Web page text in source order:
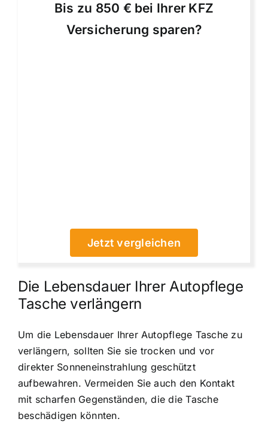
Bis zu 850 € bei Ihrer KFZ
Versicherung sparen?
Jetzt vergleichen
Die Lebensdauer Ihrer Autopflege
Tasche verlängern
Um die Lebensdauer Ihrer Autopflege Tasche zu
verlängern, sollten Sie sie trocken und vor
direkter Sonneneinstrahlung geschützt
aufbewahren. Vermeiden Sie auch den Kontakt
mit scharfen Gegenständen, die die Tasche
beschädigen könnten.